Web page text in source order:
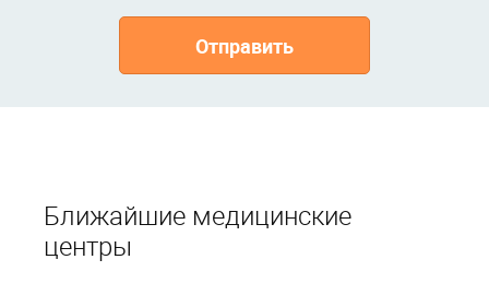
Отправить
Ближайшие медицинские
центры